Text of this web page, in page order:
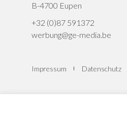
B-4700 Eupen
+32 (0)87 591372
werbung@ge-media.be
Impressum Datenschutz